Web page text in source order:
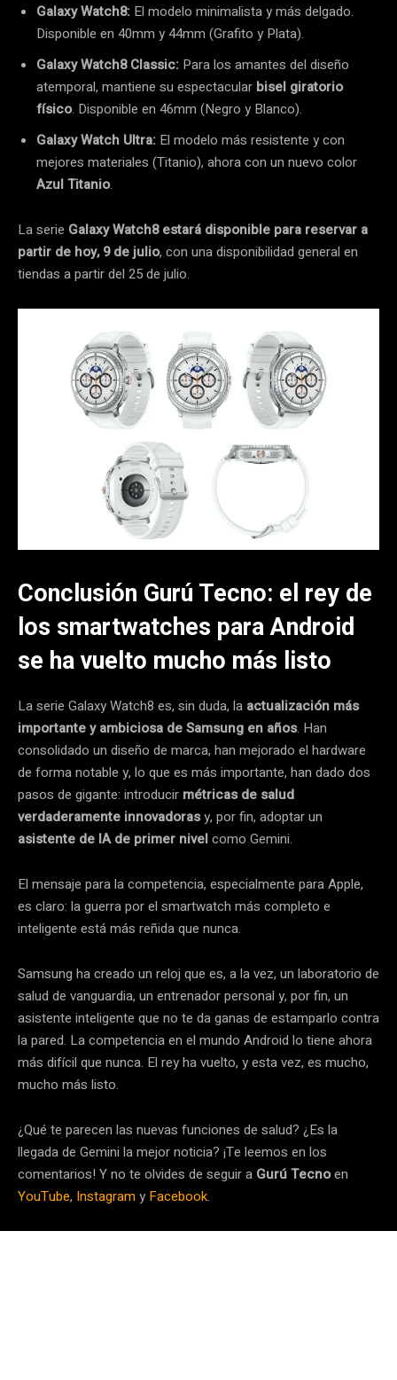
Galaxy Watch8: El modelo minimalista y más delgado.
Disponible en 40mm y 44mm (Grafito y Plata).
Galaxy Watch8 Classic: Para los amantes del diseño
atemporal, mantiene su espectacular bisel giratorio
físico. Disponible en 46mm (Negro y Blanco).
Galaxy Watch Ultra: El modelo más resistente y con
mejores materiales (Titanio), ahora con un nuevo color
Azul Titanio.
La serie Galaxy Watch8 estará disponible para reservar a
partir de hoy, 9 de julio, con una disponibilidad general en
tiendas a partir del 25 de julio.
Conclusión Gurú Tecno: el rey de
los smartwatches para Android
se ha vuelto mucho más listo
La serie Galaxy Watch8 es, sin duda, la actualización más
importante y ambiciosa de Samsung en años. Han
consolidado un diseño de marca, han mejorado el hardware
de forma notable y, lo que es más importante, han dado dos
pasos de gigante: introducir métricas de salud
verdaderamente innovadorasy, por fin, adoptar un
asistente de IA de primer nivelcomo Gemini.
El mensaje para la competencia, especialmente para Apple,
es claro: la guerra por el smartwatch más completo e
inteligente está más reñida que nunca.
Samsung ha creado un reloj que es, a la vez, un laboratorio de
salud de vanguardia, un entrenador personal y, por fin, un
asistente inteligente que no te da ganas de estamparlo contra
la pared. La competencia en el mundo Android lo tiene ahora
más difícil que nunca. El rey ha vuelto, y esta vez, es mucho,
mucho más listo.
¿Qué te parecen las nuevas funciones de salud? ¿Es la
llegada de Gemini la mejor noticia? ¡Te leemos en los
comentarios! Y no te olvides de seguir a Gurú Tecnoen
YouTube, Instagramy Facebook.